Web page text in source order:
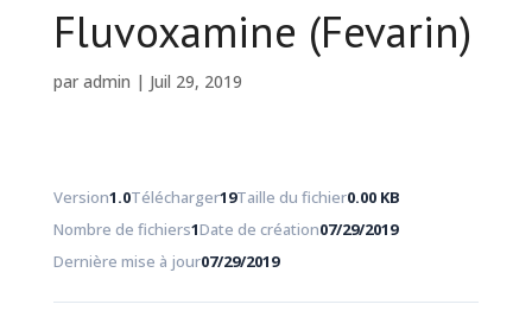
Fluvoxamine (Fevarin)
par admin | Juil 29, 2019
Version1.0Télécharger19Taille du fichier0.00 KB
Nombre de fichiers1Date de création07/29/2019
Dernière mise à jour07/29/2019